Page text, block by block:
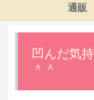
通販
凹んだ気
＾＾